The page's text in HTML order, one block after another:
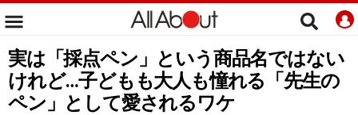
実は「採点ペン」という商品名ではない
けれど…子どもも大人も憧れる「先生の
ペン」として愛されるワケ